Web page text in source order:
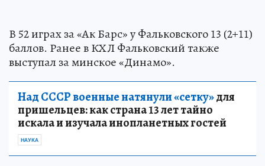
В 52 играх за «Ак Барс» у Фальковского 13 (2+11)
баллов. Ранее в КХЛ Фальковский также
выступал за минское «Динамо».
Над СССР военные натянули «сетку»для
пришельцев: как страна 13 лет тайно
искала и изучала инопланетных гостей
НАУКА